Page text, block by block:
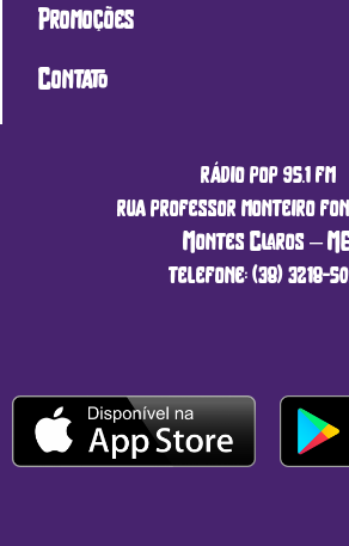
Promoções
Contato
rádio pop 95.1 fm
rua professor monteiro
Montes Claros –
telefone: (38) 3218-